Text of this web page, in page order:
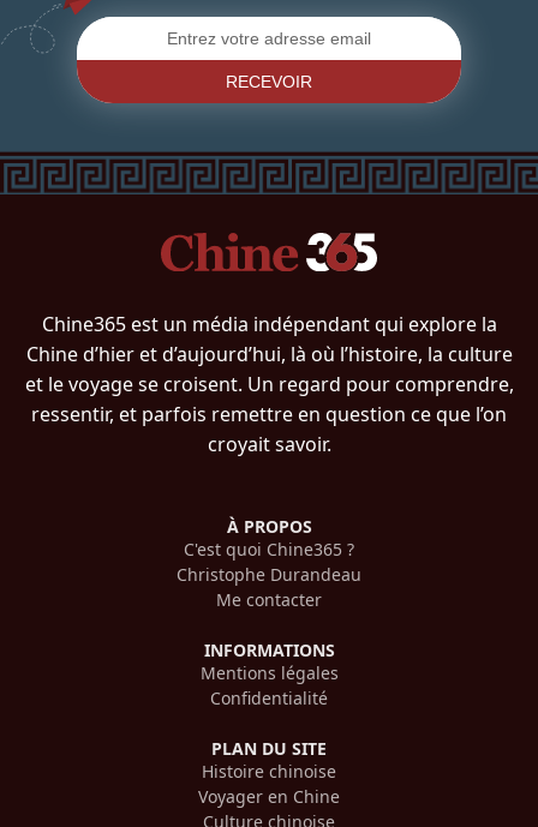
RECEVOIR
Chine365 est un média indépendant qui explore la
Chine d’hier et d’aujourd’hui, là où l’histoire, la culture
et le voyage se croisent. Un regard pour comprendre,
ressentir, et parfois remettre en question ce que l’on
croyait savoir.
À PROPOS
C'est quoi Chine365 ?
Christophe Durandeau
Me contacter
INFORMATIONS
Mentions légales
Confidentialité
PLAN DU SITE
Histoire chinoise
Voyager en Chine
Culture chinoise